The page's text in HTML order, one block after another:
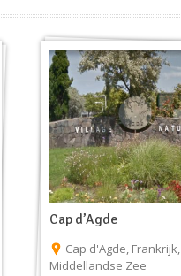
Cap d’Agde
Cap d'Agde, Frankrijk,
Middellandse Zee